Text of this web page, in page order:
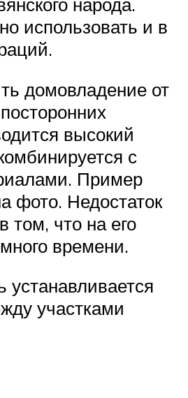
использовать и в
домовладение от
высокий
с
Пример
фото. Недостаток
том, что на его
времени.
устанавливается
участками